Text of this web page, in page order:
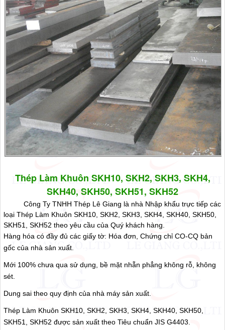
Thép Làm Khuôn SKH10, SKH2, SKH3, SKH4,
SKH40, SKH50, SKH51, SKH52
Công Ty TNHH Thép Lê Giang là nhà Nhập khẩu trực tiếp các
loại Thép Làm Khuôn SKH10, SKH2, SKH3, SKH4, SKH40, SKH50,
SKH51, SKH52 theo yêu cầu của Quý khách hàng.
Hàng hóa có đầy đủ các giấy tờ: Hóa đơn, Chứng chỉ CO-CQ bản
gốc của nhà sản xuất.
Mới 100% chưa qua sử dụng, bề mặt nhẵn phẳng không rỗ, không
sét.
Dung sai theo quy định của nhà máy sản xuất.
Thép Làm Khuôn SKH10, SKH2, SKH3, SKH4, SKH40, SKH50,
SKH51, SKH52 được sản xuất theo Tiêu chuẩn JIS G4403.